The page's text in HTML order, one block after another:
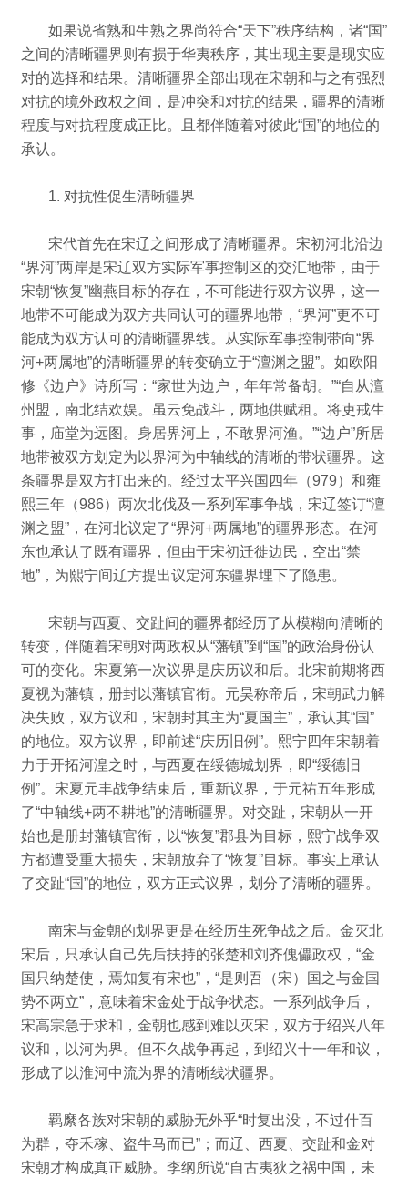
如果说省熟和生熟之界尚符合“天下”秩序结构，诸“国”
之间的清晰疆界则有损于华夷秩序，其出现主要是现实应
对的选择和结果。 清晰疆界全部出现在宋朝和与之有强烈
对抗的境外政权之间，是冲突和对抗的结果，疆界的清晰
程度与对抗程度成正比。
且都伴随着对彼此“国”的地位的
承认。
1. 对抗性促生清晰疆界
宋代首先在宋辽之间形成了清晰疆界。 宋初河北沿边
“界河”两岸是宋辽双方实际军事控制区的交汇地带，由于
宋朝“恢复”幽燕目标的存在，不可能进行双方议界，这一
地带不可能成为双方共同认可的疆界地带，“界河”更不可
能成为双方认可的清晰疆界线。
从实际军事控制带向“界
河+两属地”的清晰疆界的转变确立于“澶渊之盟”。 如欧阳
修《边户》诗所写： “家世为边户，年年常备胡。 ”“自从澶
州盟，南北结欢娱。
虽云免战斗，两地供赋租。 将吏戒生
事，庙堂为远图。 身居界河上，不敢界河渔。 ”“边户”所居
地带被双方划定为以界河为中轴线的清晰的带状疆界。 这
条疆界是双方打出来的。 经过太平兴国四年（979）和雍
熙三年（986）两次北伐及一系列军事争战，宋辽签订“澶
渊之盟”，在河北议定了“界河+两属地”的疆界形态。 在河
东也承认了既有疆界，但由于宋初迁徙边民，空出“禁
地”，为熙宁间辽方提出议定河东疆界埋下了隐患。
宋朝与西夏、交趾间的疆界都经历了从模糊向清晰的
转变，伴随着宋朝对两政权从“藩镇”到“国”的政治身份认
可的变化。 宋夏第一次议界是庆历议和后。 北宋前期将西
夏视为藩镇，册封以藩镇官衔。 元昊称帝后，宋朝武力解
决失败，双方议和，宋朝封其主为“夏国主”，承认其“国”
的地位。 双方议界，即前述“庆历旧例”。 熙宁四年宋朝着
力于开拓河湟之时，与西夏在绥德城划界，即“绥德旧
例”。 宋夏元丰战争结束后，重新议界，于元祐五年形成
了“中轴线+两不耕地”的清晰疆界。 对交趾，宋朝从一开
始也是册封藩镇官衔，以“恢复”郡县为目标，熙宁战争双
方都遭受重大损失，宋朝放弃了“恢复”目标。 事实上承认
了交趾“国”的地位，双方正式议界，划分了清晰的疆界。
南宋与金朝的划界更是在经历生死争战之后。 金灭北
宋后，只承认自己先后扶持的张楚和刘齐傀儡政权，“金
国只纳楚使，焉知复有宋也”，“是则吾（宋）国之与金国
势不两立”， 意味着宋金处于战争状态。 一系列战争后，
宋高宗急于求和，金朝也感到难以灭宋，双方于绍兴八年
议和，以河为界。 但不久战争再起，到绍兴十一年和议，
形成了以淮河中流为界的清晰线状疆界。
羁縻各族对宋朝的威胁无外乎“时复出没，不过什百
为群，夺禾稼、盗牛马而已”； 而辽、西夏、交趾和金对
宋朝才构成真正威胁。 李纲所说“自古夷狄之祸中国，未